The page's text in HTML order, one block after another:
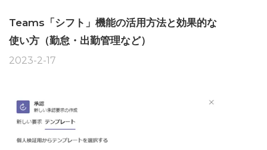
Teams「シフト」機能の活用方法と効果的な
使い方（勤怠・出勤管理など）
2023-2-17